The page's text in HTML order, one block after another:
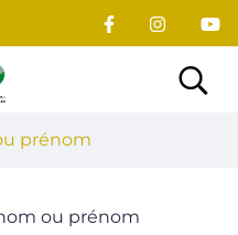
officiel du village
prénom
ou prénom